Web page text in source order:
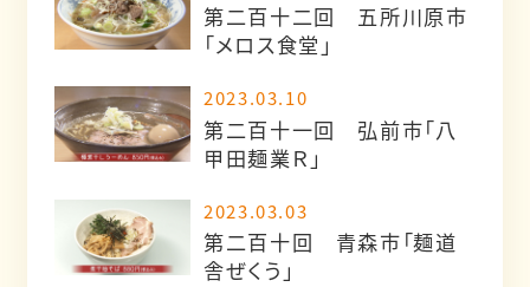
第二百十二回 五所川原市
「メロス食堂」
2023.03.10
第二百十一回 弘前市「八
甲田麺業Ｒ」
2023.03.03
第二百十回 青森市「麺道
舎ぜくう」